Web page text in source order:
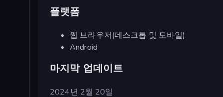
플랫폼
웹 브라우저(데스크톱 및 모바일)
Android
마지막 업데이트
2024년 2월 20일